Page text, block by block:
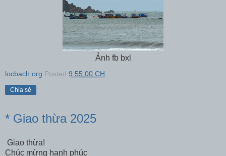
Ảnh fb bxl
locbach.org Posted 9:55:00 CH
Chia sẻ
* Giao thừa 2025
Giao thừa!
Chúc mừng hạnh phúc